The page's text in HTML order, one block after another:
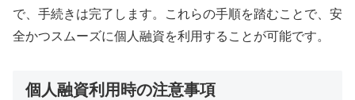
で、手続きは完了します。これらの手順を踏むことで、安
全かつスムーズに個人融資を利用することが可能です。
個人融資利用時の注意事項